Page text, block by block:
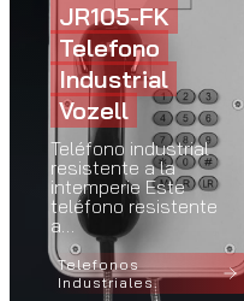
JR105-FK
Telefono
Industrial
Vozell
Teléfono industrial
resistente a la
intemperie Este
teléfono resistente
a…
Telefonos
Industriales.